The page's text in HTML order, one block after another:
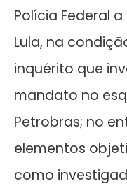
Polícia Federal
Lula, na
inquérito que
mandato no
Petrobras; no
elementos
como